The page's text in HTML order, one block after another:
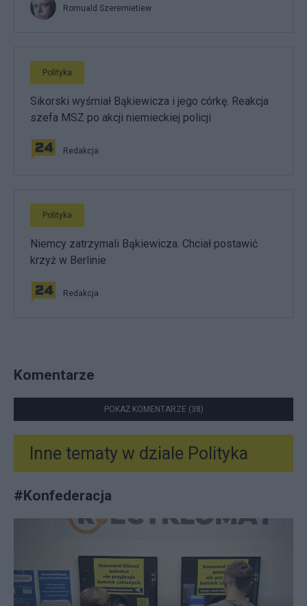
Romuald Szeremietiew
Polityka
Sikorski wyśmiał Bąkiewicza i jego córkę. Reakcja
szefa MSZ po akcji niemieckiej policji
Redakcja
Polityka
Niemcy zatrzymali Bąkiewicza. Chciał postawić
krzyż w Berlinie
Redakcja
Komentarze
POKAŻ KOMENTARZE (38)
Inne tematy w dziale Polityka
#Konfederacja